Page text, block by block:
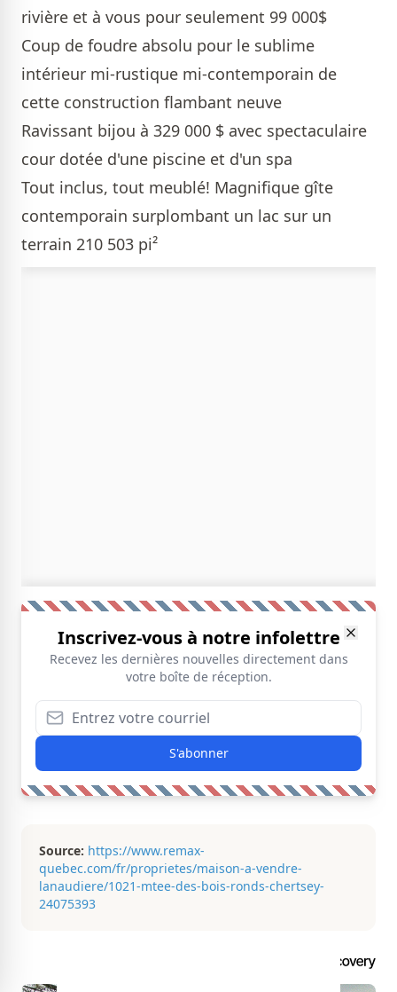
rivière et à vous pour seulement 99 000$
Coup de foudre absolu pour le sublime
intérieur mi-rustique mi-contemporain de
cette construction flambant neuve
Ravissant bijou à 329 000 $ avec spectaculaire
cour dotée d'une piscine et d'un spa
Tout inclus, tout meublé! Magnifique gîte
contemporain surplombant un lac sur un
terrain 210 503 pi²
Inscrivez-vous à notre infolettre
Recevez les dernières nouvelles directement dans
votre boîte de réception.
S'abonner
Source: https://www.remax-
quebec.com/fr/proprietes/maison-a-vendre-
lanaudiere/1021-mtee-des-bois-ronds-chertsey-
24075393